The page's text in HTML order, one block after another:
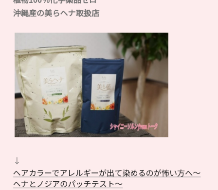
沖縄産の美らヘナ取扱店
↓
ヘアカラーでアレルギーが出て染めるのが怖い方へ〜
ヘナとノジアのパッチテスト〜